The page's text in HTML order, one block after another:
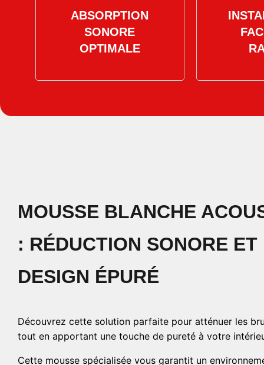
ABSORPTION
SONORE
OPTIMALE
MOUSSE BLANCHE
: RÉDUCTION SONORE ET
DESIGN ÉPURÉ
Découvrez cette solution parfaite pour atténuer les
tout en apportant une touche de pureté à votre
Cette mousse spécialisée vous garantit un